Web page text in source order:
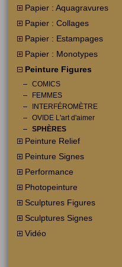
Papier : Aquagravures
Papier : Collages
Papier : Estampages
Papier : Monotypes
Peinture Figures
COMICS
FEMMES
INTERFÉROMÈTRE
OVIDE L'art d'aimer
SPHÈRES
Peinture Relief
Peinture Signes
Performance
Photopeinture
Sculptures Figures
Sculptures Signes
Vidéo